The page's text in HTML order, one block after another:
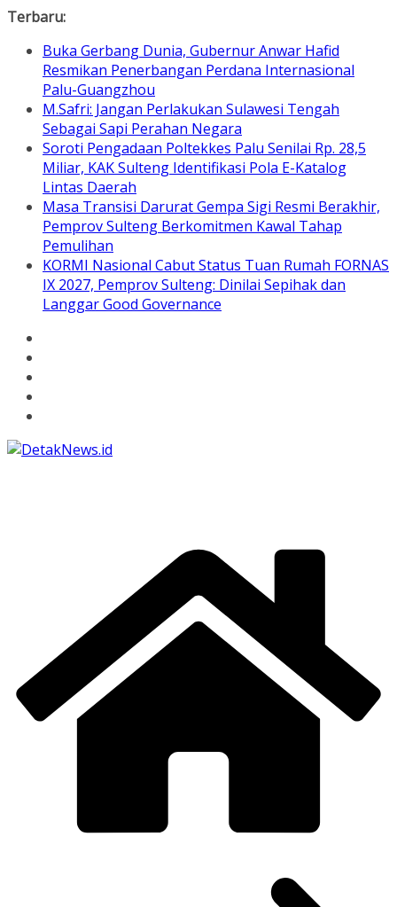
Skip
content
Terbaru:
Buka Gerbang Dunia, Gubernur Anwar Hafid
Resmikan Penerbangan Perdana Internasional
Palu-Guangzhou
M.Safri: Jangan Perlakukan Sulawesi Tengah
Sebagai Sapi Perahan Negara
Soroti Pengadaan Poltekkes Palu Senilai Rp. 28,5
Miliar, KAK Sulteng Identifikasi Pola E-Katalog
Lintas Daerah
Masa Transisi Darurat Gempa Sigi Resmi Berakhir,
Pemprov Sulteng Berkomitmen Kawal Tahap
Pemulihan
KORMI Nasional Cabut Status Tuan Rumah FORNAS
IX 2027, Pemprov Sulteng: Dinilai Sepihak dan
Langgar Good Governance